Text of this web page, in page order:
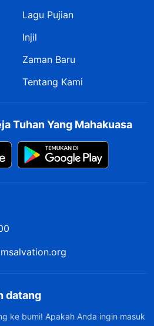
Lagu Pujian
Injil
Zaman Baru
Tentang Kami
Tuhan Yang Mahakuasa
datang
ke bumi! Apakah Anda ingin masuk